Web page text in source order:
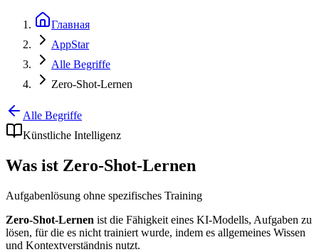
Главная
AppStar
Alle Begriffe
Zero-Shot-Lernen
Alle Begriffe
Künstliche Intelligenz
Was ist Zero-Shot-Lernen
Aufgabenlösung ohne spezifisches Training
Zero-Shot-Lernen ist die Fähigkeit eines KI-Modells, Aufgaben zu
lösen, für die es nicht trainiert wurde, indem es allgemeines Wissen
und Kontextverständnis nutzt.